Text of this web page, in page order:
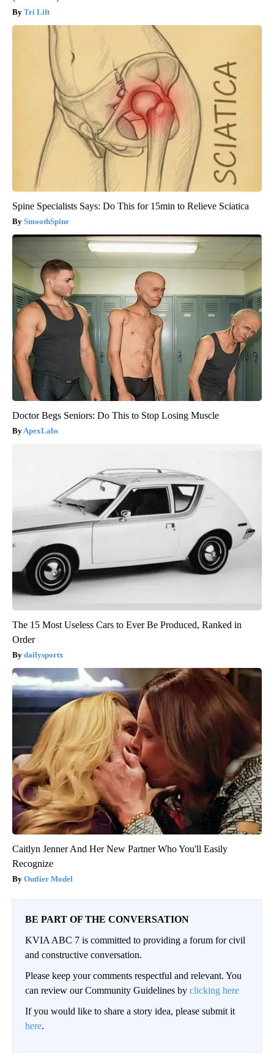
Tri Lift
Spine Specialists Says: Do This for 15min to Relieve Sciatica
SmoothSpine
Doctor Begs Seniors: Do This to Stop Losing Muscle
ApexLabs
The 15 Most Useless Cars to Ever Be Produced, Ranked in
Order
dailysportx
Caitlyn Jenner And Her New Partner Who You'll Easily
Recognize
Outlier Model
BE PART OF THE CONVERSATION
KVIA ABC 7 is committed to providing a forum for civil
and constructive conversation.
Please keep your comments respectful and relevant. You
can review our Community Guidelines by clicking here
If you would like to share a story idea, please submit it
here.